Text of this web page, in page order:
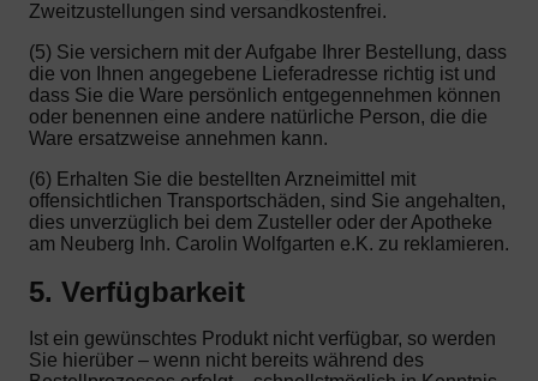
Zweitzustellungen sind versandkostenfrei.
(5) Sie versichern mit der Aufgabe Ihrer Bestellung, dass
die von Ihnen angegebene Lieferadresse richtig ist und
dass Sie die Ware persönlich entgegennehmen können
oder benennen eine andere natürliche Person, die die
Ware ersatzweise annehmen kann.
(6) Erhalten Sie die bestellten Arzneimittel mit
offensichtlichen Transportschäden, sind Sie angehalten,
dies unverzüglich bei dem Zusteller oder der Apotheke
am Neuberg Inh. Carolin Wolfgarten e.K. zu reklamieren.
5. Verfügbarkeit
Ist ein gewünschtes Produkt nicht verfügbar, so werden
Sie hierüber – wenn nicht bereits während des